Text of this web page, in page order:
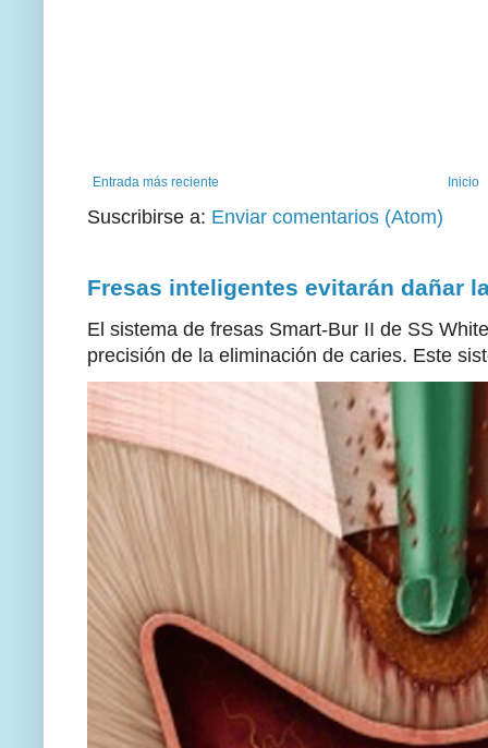
Entrada más reciente Inicio
Suscribirse a: Enviar comentarios (Atom)
Fresas inteligentes evitarán dañar
El sistema de fresas Smart-Bur II de SS
precisión de la eliminación de caries. Este